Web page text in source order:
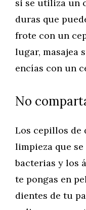
si se utiliza un
duras que
frote con un
lugar, masajea
encías con un
No
Los cepillos de
limpieza que
bacterias y los
te pongas en
dientes de tu